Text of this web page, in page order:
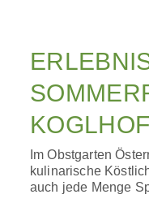
KOGLHOF
Im Obstgarten
kulinarische
auch jede Menge